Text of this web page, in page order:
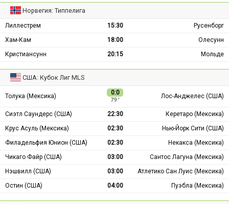
Норвегия: Типпелига
Лиллестрем 15:30
Русенборг
Хам-Кам
18:00
Олесунн
Кристиансунн
20:15 Мольде
США: Кубок Лиг MLS
Толука (Мексика) 0:0
79 ′
Лос-Анджелес (США)
Сиэтл Саундерс (США) 22:30
Керетаро (Мексика)
Крус Асуль (Мексика)
02:30
Нью-Йорк Сити (США)
Филадельфия Юнион (США)
02:30
Некакса (Мексика)
Чикаго Файр (США)
03:00
Сантос Лагуна (Мексика)
Нэшвилл (США)
03:00
Атлетико Сан Луис (Мексика)
Остин (США)
04:00 Пуэбла (Мексика)